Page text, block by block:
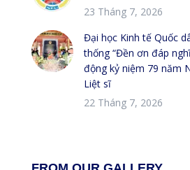
23 Tháng 7, 2026
Đại học Kinh tế Quốc
thống “Đền ơn đáp
động kỷ niệm 79 năm
Liệt sĩ
22 Tháng 7, 2026